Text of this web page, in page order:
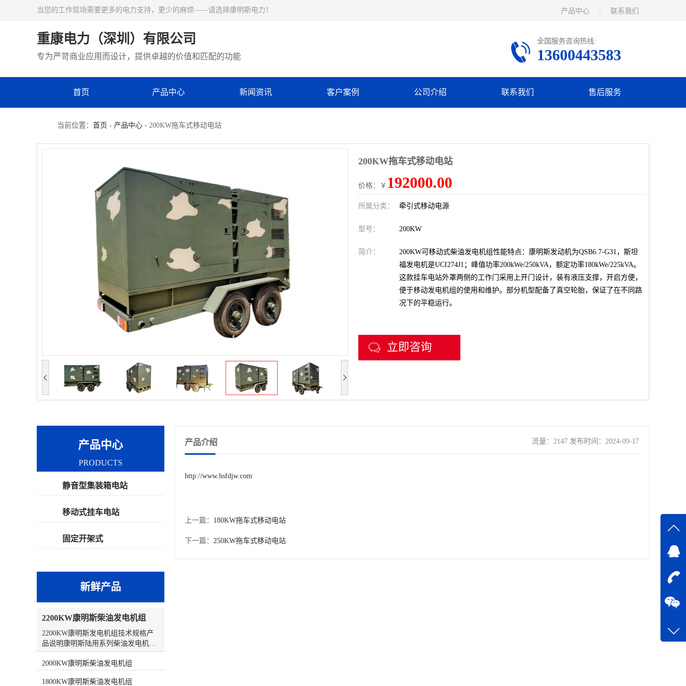
当您的工作现场需要更多的电力支持，更少的麻烦——请选择康明斯电力！ 联系我们
产品中心
重康电力（深圳）有限公司
专为严苛商业应用而设计，提供卓越的价值和匹配的功能
全国服务咨询热线:
13600443583
首页 产品中心 新闻资讯 客户案例 公司介绍 联系我们 售后服务
当前位置： 首页 › 产品中心 › 200KW拖车式移动电站
200KW拖车式移动电站
价格：￥ 192000.00
所属分类： 牵引式移动电源
型号： 200KW
简介：
200KW可移动式柴油发电机组性能特点：康明斯发动机为QSB6.7-G31，斯坦
福发电机是UCI274J1；峰值功率200kWe/250kVA，额定功率180kWe/225kVA。
这款挂车电站外罩两侧的工作门采用上开门设计，装有液压支撑，开启方便，
便于移动发电机组的使用和维护。部分机型配备了真空轮胎，保证了在不同路
况下的平稳运行‌。
立即咨询
产品介绍 流量：2147 发布时间：2024-09-17
http://www.hsfdjw.com
上一篇： 180KW拖车式移动电站
下一篇： 250KW拖车式移动电站
产品中心
PRODUCTS
静音型集装箱电站
移动式挂车电站
固定开架式
新鲜产品
2200KW康明斯柴油发电机组
2200KW康明斯发电机组技术规格产
品说明康明斯陆用系列柴油发电机组
采用康明斯全球统一设计、生产和测
试标准，为客户提供可靠的、集成的
持续运行时都具有优异的性能。➊ 符
2000KW康明斯柴油发电机组
1800KW康明斯柴油发电机组
在线
在
咨询
客服